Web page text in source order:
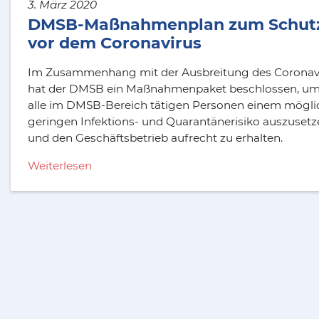
3. März 2020
DMSB-Maßnahmenplan zum
vor dem Coronavirus
Im Zusammenhang mit der Ausbreitung des
hat der DMSB ein Maßnahmenpaket beschlossen, um
alle im DMSB-Bereich tätigen Personen einem
geringen Infektions- und Quarantänerisiko
und den Geschäftsbetrieb aufrecht zu erhalten.
Weiterlesen